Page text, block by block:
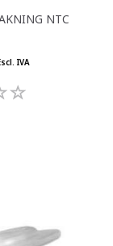
NTC
IVA